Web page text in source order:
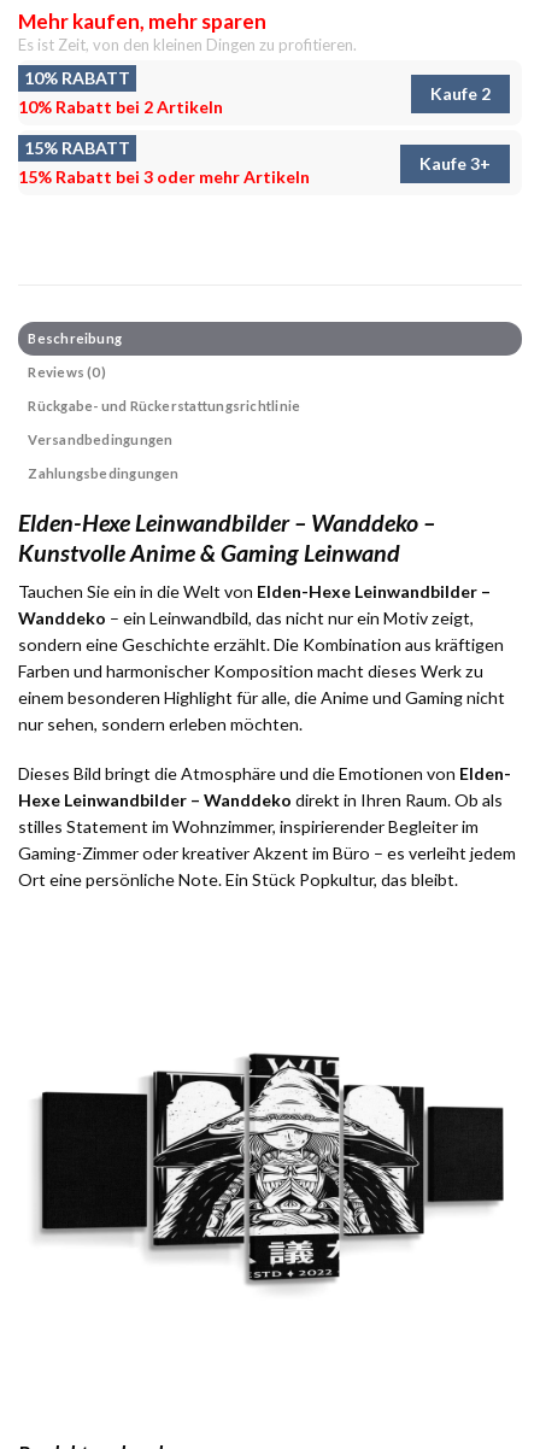
Mehr kaufen, mehr sparen
Es ist Zeit, von den kleinen Dingen zu profitieren.
10% RABATT
10% Rabatt bei 2 Artikeln
Kaufe 2
15% RABATT
15% Rabatt bei 3 oder mehr Artikeln
Kaufe 3+
Beschreibung
Reviews (0)
Rückgabe- und Rückerstattungsrichtlinie
Versandbedingungen
Zahlungsbedingungen
Elden-Hexe Leinwandbilder – Wanddeko –
Kunstvolle Anime & Gaming Leinwand
Tauchen Sie ein in die Welt von Elden-Hexe Leinwandbilder –
Wanddeko – ein Leinwandbild, das nicht nur ein Motiv zeigt,
sondern eine Geschichte erzählt. Die Kombination aus kräftigen
Farben und harmonischer Komposition macht dieses Werk zu
einem besonderen Highlight für alle, die Anime und Gaming nicht
nur sehen, sondern erleben möchten.
Dieses Bild bringt die Atmosphäre und die Emotionen von Elden-
Hexe Leinwandbilder – Wanddeko direkt in Ihren Raum. Ob als
stilles Statement im Wohnzimmer, inspirierender Begleiter im
Gaming-Zimmer oder kreativer Akzent im Büro – es verleiht jedem
Ort eine persönliche Note. Ein Stück Popkultur, das bleibt.